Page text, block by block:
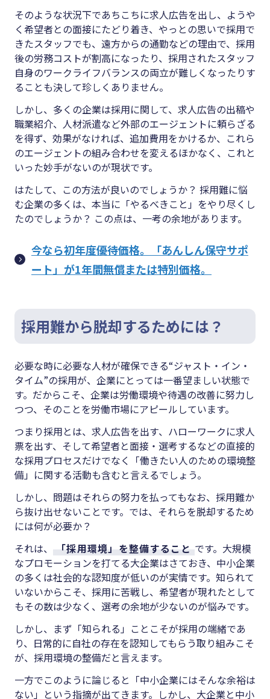
そのような状況下であちこちに求人広告を出し、ようや
く希望者との面接にたどり着き、やっとの思いで採用で
きたスタッフでも、遠方からの通勤などの理由で、採用
後の労務コストが割高になったり、採用されたスタッフ
自身のワークライフバランスの両立が難しくなったりす
ることも決して珍しくありません。
しかし、多くの企業は採用に関して、求人広告の出稿や
職業紹介、人材派遣など外部のエージェントに頼らざる
を得ず、効果がなければ、追加費用をかけるか、これら
のエージェントの組み合わせを変えるほかなく、これと
いった妙手がないのが現状です。
はたして、この方法が良いのでしょうか？ 採用難に悩
む企業の多くは、本当に「やるべきこと」をやり尽くし
たのでしょうか？ この点は、一考の余地があります。
今なら初年度優待価格。「あんしん保守サポ
ート」が1年間無償または特別価格。
採用難から脱却するためには？
必要な時に必要な人材が確保できる“ジャスト・イン・
タイム”の採用が、企業にとっては一番望ましい状態で
す。だからこそ、企業は労働環境や待遇の改善に努力し
つつ、そのことを労働市場にアピールしています。
つまり採用とは、求人広告を出す、ハローワークに求人
票を出す、そして希望者と面接・選考するなどの直接的
な採用プロセスだけでなく「働きたい人のための環境整
備」に関する活動も含むと言えるでしょう。
しかし、問題はそれらの努力を払ってもなお、採用難か
ら抜け出せないことです。では、それらを脱却するため
には何が必要か？
それは、
「採用環境」を整備すること です。大規模
なプロモーションを打てる大企業はさておき、中小企業
の多くは社会的な認知度が低いのが実情です。知られて
いないからこそ、採用に苦戦し、希望者が現れたとして
もその数は少なく、選考の余地が少ないのが悩みです。
しかし、まず「知られる」ことこそが採用の端緒であ
り、日常的に自社の存在を認知してもらう取り組みこそ
が、採用環境の整備だと言えます。
一方でこのように論じると「中小企業にはそんな余裕は
ない」という指摘が出てきます。しかし、大企業と中小